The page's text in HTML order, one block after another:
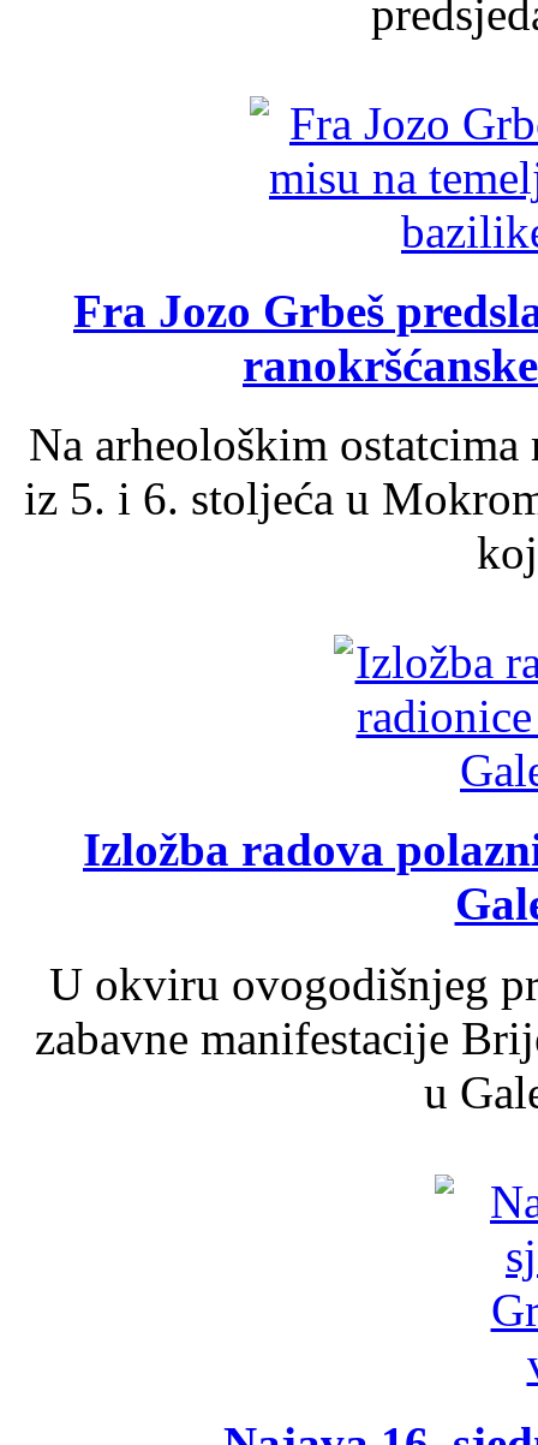
Fra Jozo Grbeš
Na arheološkim
iz 5. i 6. stoljeća u
Izložba radova
U okviru ovogodišnjeg
zabavne manifestacije
u